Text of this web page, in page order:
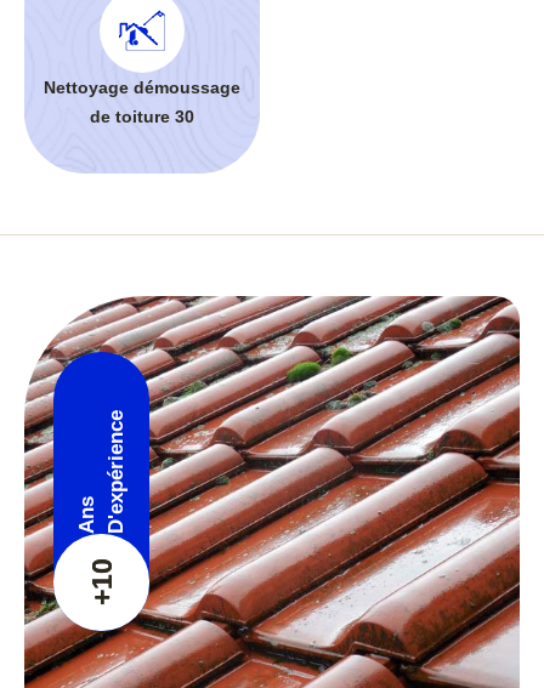
Nettoyage démoussage
de toiture 30
+10
Ans D'expérience